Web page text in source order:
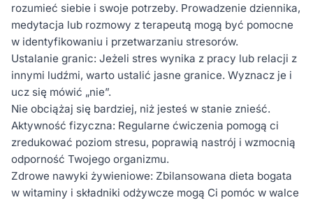
rozumieć siebie i swoje potrzeby. Prowadzenie dziennika,
medytacja lub rozmowy z terapeutą mogą być pomocne
w identyfikowaniu i przetwarzaniu stresorów.
Ustalanie granic: Jeżeli stres wynika z pracy lub relacji z
innymi ludźmi, warto ustalić jasne granice. Wyznacz je i
ucz się mówić „nie”.
Nie obciążaj się bardziej, niż jesteś w stanie znieść.
Aktywność fizyczna: Regularne ćwiczenia pomogą ci
zredukować poziom stresu, poprawią nastrój i wzmocnią
odporność Twojego organizmu.
Zdrowe nawyki żywieniowe: Zbilansowana dieta bogata
w witaminy i składniki odżywcze mogą Ci pomóc w walce